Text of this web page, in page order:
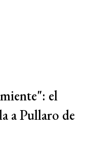
el
a Pullaro de